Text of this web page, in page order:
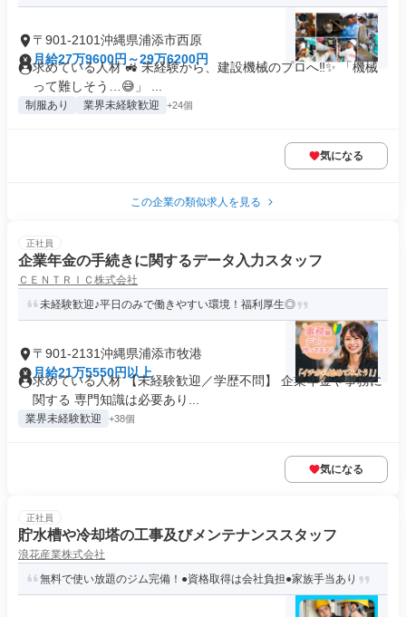
〒901-2101沖縄県浦添市西原
月給27万9600円～29万6200円
求めている人材 🚜 未経験から、建設機械のプロへ‼️✨ 「機械
って難しそう…😅」 ...
制服あり 業界未経験歓迎 +24個
気になる
この企業の類似求人を見る
正社員
企業年金の手続きに関するデータ入力スタッフ
ＣＥＮＴＲＩＣ株式会社
未経験歓迎♪平日のみで働きやすい環境！福利厚生◎
〒901-2131沖縄県浦添市牧港
月給21万5550円以上
求めている人材 【未経験歓迎／学歴不問】 企業年金や事務に
関する 専門知識は必要あり...
業界未経験歓迎 +38個
気になる
正社員
貯水槽や冷却塔の工事及びメンテナンススタッフ
浪花産業株式会社
無料で使い放題のジム完備！●資格取得は会社負担●家族手当あり